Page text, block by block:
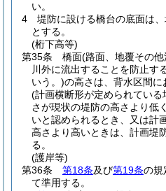
い。
4
堤防に設ける橋台の底面は
とする。
(桁下高等)
第35条
橋面(路面、地覆その
川外に流出することを防止す
いう。)の高さは、背水区間
(計画横断形が定められてい
さが現状の堤防の高さより低
いと認められるとき、又は計
高さより高いときは、計画堤
る。
(護岸等)
第36条
第18条及び第19条の規
て準用する。